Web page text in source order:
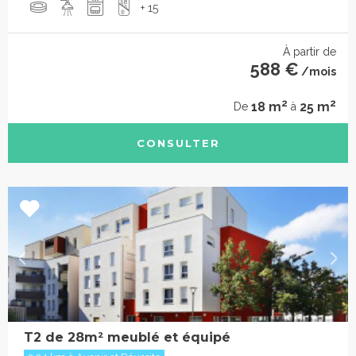
+ 15
À partir de
588 € /mois
De 18 m2 à 25 m2
CONSULTER
T2 de 28m² meublé et équipé